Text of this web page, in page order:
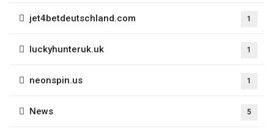
jet4betdeutschland.com 1
luckyhunteruk.uk 1
neonspin.us 1
News 5